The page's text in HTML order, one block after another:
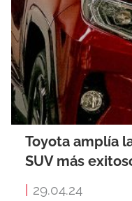
Toyota amplía
SUV más
29.04.24